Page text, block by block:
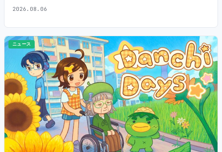
2026.08.06
ニュース